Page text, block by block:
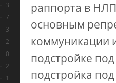
3
7
3
2
0
2
1
раппорта в
основным
коммуникации
подстройке
подстройка